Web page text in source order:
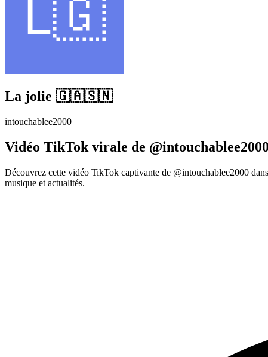
La jolie 🇬🇦🇸🇳
intouchablee2000
Vidéo TikTok virale de
Découvrez cette vidéo TikTok captivante de @intouchablee2000
musique et actualités.